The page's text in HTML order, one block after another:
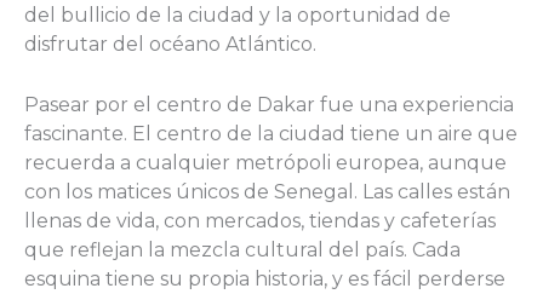
del bullicio de la ciudad y la oportunidad de
disfrutar del océano Atlántico.
Pasear por el centro de Dakar fue una experiencia
fascinante. El centro de la ciudad tiene un aire que
recuerda a cualquier metrópoli europea, aunque
con los matices únicos de Senegal. Las calles están
llenas de vida, con mercados, tiendas y cafeterías
que reflejan la mezcla cultural del país. Cada
esquina tiene su propia historia, y es fácil perderse